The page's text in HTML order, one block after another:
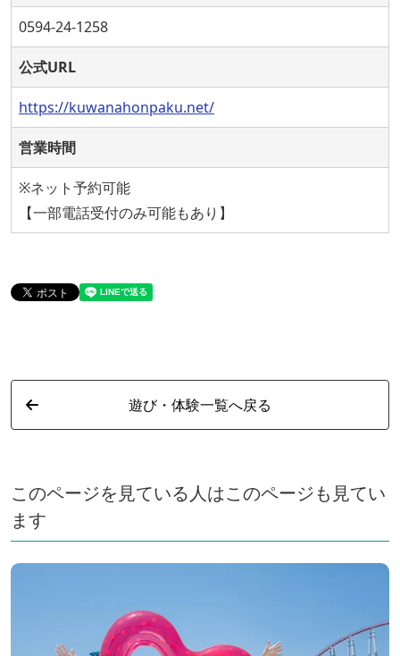
0594-24-1258
公式URL
https://kuwanahonpaku.net/
営業時間
※ネット予約可能
【一部電話受付のみ可能もあり】
遊び・体験一覧へ戻る
このページを見ている人はこのページも見てい
ます